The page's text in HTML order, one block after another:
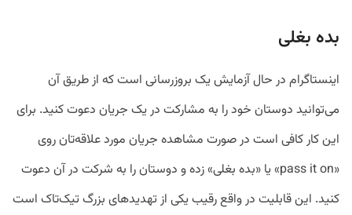
بده بغلی
اینستاگرام در حال آزمایش یک بروزرسانی است که از طریق آن
می‌توانید دوستان خود را به مشارکت در یک جریان دعوت کنید. برای
این کار کافی است در صورت مشاهده جریان مورد علاقه‌تان روی
«pass it on» یا «بده بغلی» زده و دوستان را به شرکت در آن دعوت
کنید. این قابلیت در واقع رقیب یکی از تهدید‌های بزرگ تیک‌تاک است